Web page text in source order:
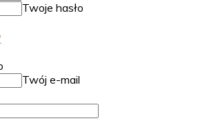
Twoje hasło
Twój e-mail